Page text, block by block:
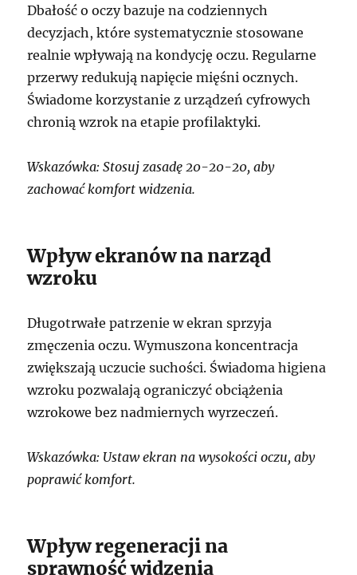
Dbałość o oczy bazuje na codziennych
decyzjach, które systematycznie stosowane
realnie wpływają na kondycję oczu. Regularne
przerwy redukują napięcie mięśni ocznych.
Świadome korzystanie z urządzeń cyfrowych
chronią wzrok na etapie profilaktyki.
Wskazówka: Stosuj zasadę 20-20-20, aby
zachować komfort widzenia.
Wpływ ekranów na narząd
wzroku
Długotrwałe patrzenie w ekran sprzyja
zmęczenia oczu. Wymuszona koncentracja
zwiększają uczucie suchości. Świadoma higiena
wzroku pozwalają ograniczyć obciążenia
wzrokowe bez nadmiernych wyrzeczeń.
Wskazówka: Ustaw ekran na wysokości oczu, aby
poprawić komfort.
Wpływ regeneracji na
sprawność widzenia